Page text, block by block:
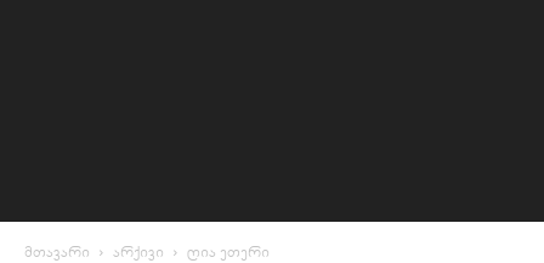
მთავარი არქივი ღია ეთერი